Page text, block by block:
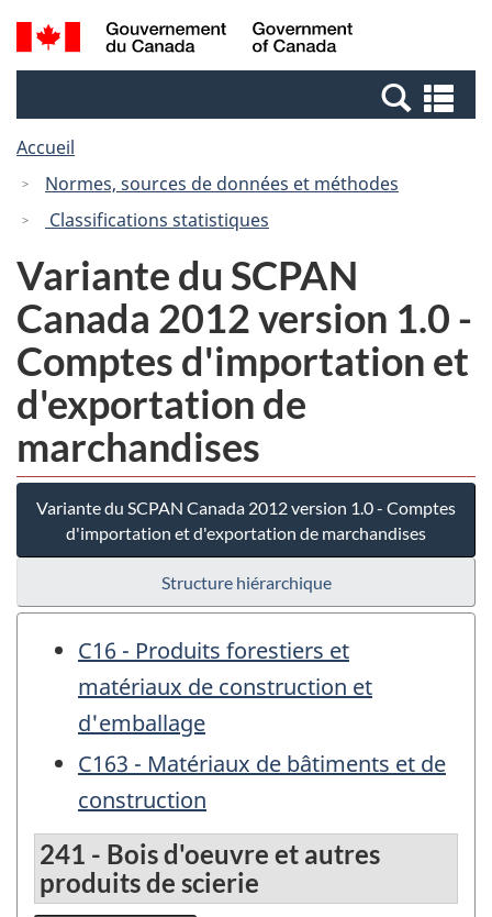
Passer
au
Passer
à
Canada
Recherche
et
et
Accueil
Normes, sources de données et méthodes
Classifications statistiques
Variante du SCPAN
Canada 2012 version 1.0 -
Comptes d'importation et
d'exportation de
marchandises
Variante du SCPAN Canada 2012 version 1.0 - Comptes
d'importation et d'exportation de marchandises
Structure hiérarchique
C16 - Produits forestiers et
matériaux de construction et
d'emballage
C163 - Matériaux de bâtiments et de
construction
241 - Bois d'oeuvre et autres
produits de scierie